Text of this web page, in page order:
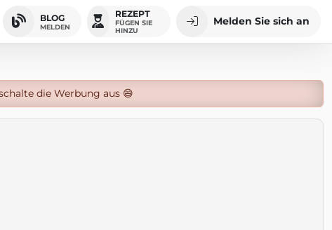
BLOG
MELDEN
REZEPT
FÜGEN SIE
HINZU
Melden Sie sich an
die Werbung aus 😄